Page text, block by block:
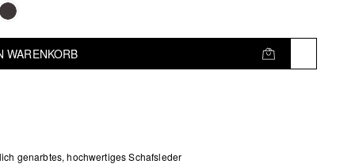
WARENKORB
genarbtes, hochwertiges Schafsleder